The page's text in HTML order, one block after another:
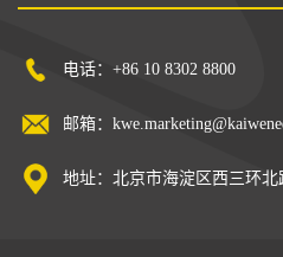
电话：+86 10 8302 8800
邮箱：
地址：北京市海淀区西三环北